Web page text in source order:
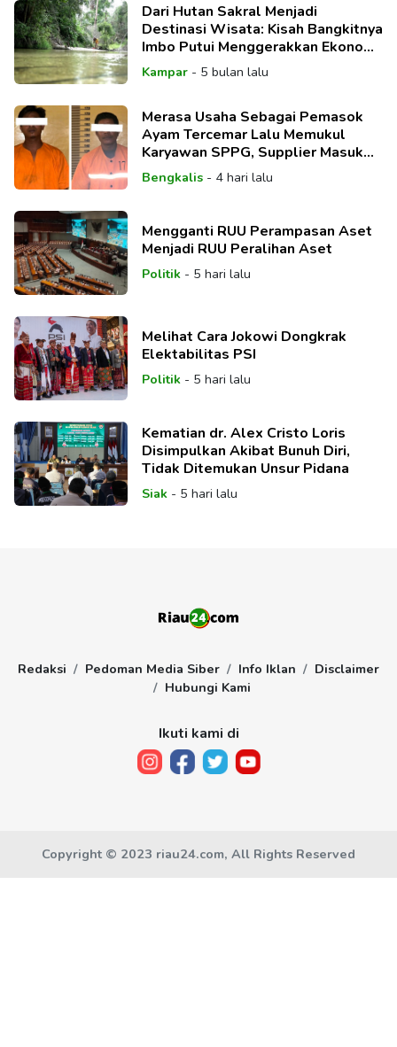
Dari Hutan Sakral Menjadi
Destinasi Wisata: Kisah Bangkitnya
Imbo Putui Menggerakkan Ekonomi
Desa
Kampar- 5 bulan lalu
Merasa Usaha Sebagai Pemasok
Ayam Tercemar Lalu Memukul
Karyawan SPPG, Supplier Masuk
Bui
Bengkalis- 4 hari lalu
Mengganti RUU Perampasan Aset
Menjadi RUU Peralihan Aset
Politik- 5 hari lalu
Melihat Cara Jokowi Dongkrak
Elektabilitas PSI
Politik- 5 hari lalu
Kematian dr. Alex Cristo Loris
Disimpulkan Akibat Bunuh Diri,
Tidak Ditemukan Unsur Pidana
Siak- 5 hari lalu
Redaksi Pedoman Media Siber Info Iklan
Disclaimer
Hubungi Kami
Ikuti kami di
Copyright © 2023 riau24.com, All Rights Reserved